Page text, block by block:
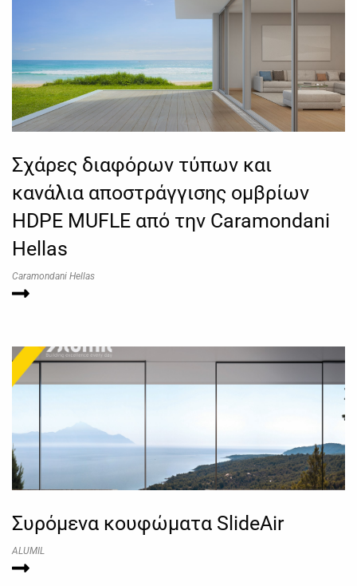
Σχάρες διαφόρων τύπων και
κανάλια αποστράγγισης ομβρίων
HDPE MUFLE από την Caramondani
Hellas
Caramondani Hellas
Συρόμενα κουφώματα SlideAir
ALUMIL